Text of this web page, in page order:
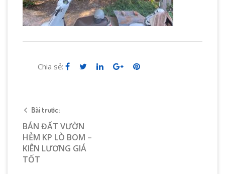
Chia sẻ:
Bài trước:
BÁN ĐẤT VƯỜN
HẺM KP LÒ BOM –
KIÊN LƯƠNG GIÁ
TỐT